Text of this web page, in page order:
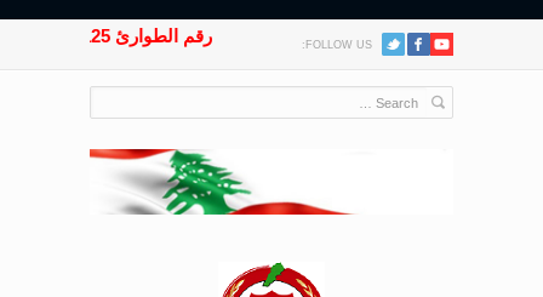
FOLLOW US: رقم الطوارئ 125